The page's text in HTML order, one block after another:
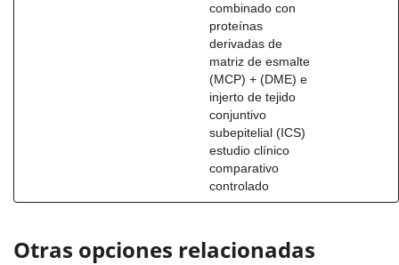
combinado con
proteínas
derivadas de
matriz de esmalte
(MCP) + (DME) e
injerto de tejido
conjuntivo
subepitelial (ICS)
estudio clínico
comparativo
controlado
Otras opciones relacionadas